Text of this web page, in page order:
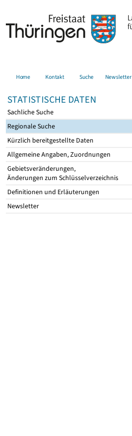
Home Kontakt Suche Newsletter
STATISTISCHE DATEN
Sachliche Suche
Regionale Suche
Kürzlich bereitgestellte Daten
Allgemeine Angaben, Zuordnungen
Gebietsveränderungen,
Änderungen zum Schlüsselverzeichnis
Definitionen und Erläuterungen
Newsletter